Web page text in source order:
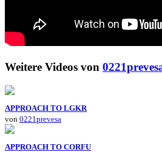
Weitere Videos von
APPROACH TO LGKR
von 0221prevesa
APPROACH TO CORFU